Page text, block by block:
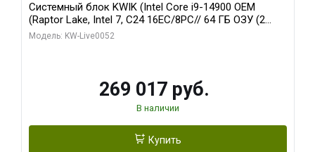
Системный блок KWIK (Intel Core i9-14900 OEM
(Raptor Lake, Intel 7, C24 16EC/8PC// 64 ГБ ОЗУ (2
модуля)/ Palit RTX5080 GAMINGPRO OC 16GB GDDR7
Модель: KW-Live0052
269 017 руб.
В наличии
Купить